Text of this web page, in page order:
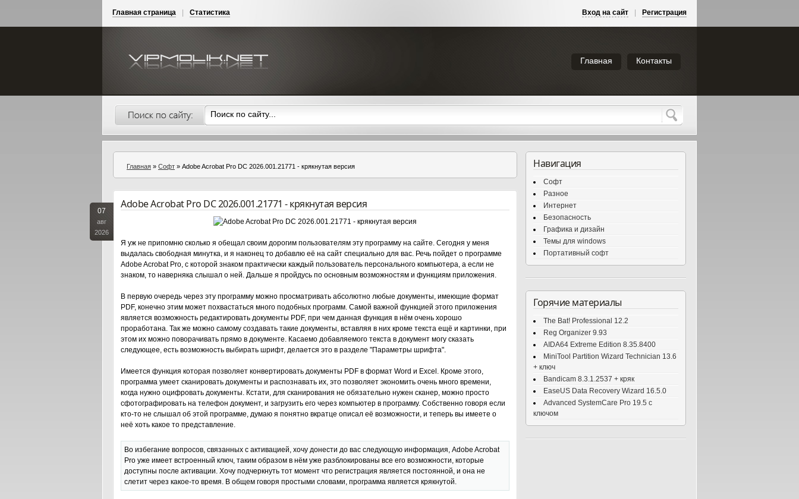
Главная страница Статистика Вход на сайт Регистрация
Главная Контакты
Главная » Софт » Adobe Acrobat Pro DC 2026.001.21771 - крякнутая версия
07
авг
2026
Adobe Acrobat Pro DC 2026.001.21771 - крякнутая версия
Я уж не припомню сколько я обещал своим дорогим пользователям эту программу на сайте. Сегодня у меня
выдалась свободная минутка, и я наконец то добавлю её на сайт специально для вас. Речь пойдет о программе
Adobe Acrobat Pro, с которой знаком практически каждый пользователь персонального компьютера, а если не
знаком, то наверняка слышал о ней. Дальше я пройдусь по основным возможностям и функциям приложения.
В первую очередь через эту программу можно просматривать абсолютно любые документы, имеющие формат
PDF, конечно этим может похвастаться много подобных программ. Самой важной функцией этого приложения
является возможность редактировать документы PDF, при чем данная функция в нём очень хорошо
проработана. Так же можно самому создавать такие документы, вставляя в них кроме текста ещё и картинки, при
этом их можно поворачивать прямо в документе. Касаемо добавляемого текста в документ могу сказать
следующее, есть возможность выбирать шрифт, делается это в разделе "Параметры шрифта".
Имеется функция которая позволяет конвертировать документы PDF в формат Word и Excel. Кроме этого,
программа умеет сканировать документы и распознавать их, это позволяет экономить очень много времени,
когда нужно оцифровать документы. Кстати, для сканирования не обязательно нужен сканер, можно просто
сфотографировать на телефон документ, и загрузить его через компьютер в программу. Собственно говоря если
кто-то не слышал об этой программе, думаю я понятно вкратце описал её возможности, и теперь вы имеете о
неё хоть какое то представление.
Во избегание вопросов, связанных с активацией, хочу донести до вас следующую информация, Adobe Acrobat
Pro уже имеет встроенный ключ, таким образом в нём уже разблокированы все его возможности, которые
доступны после активации. Хочу подчеркнуть тот момент что регистрация является постоянной, и она не
слетит через какое-то время. В общем говоря простыми словами, программа является крякнутой.
Навигация
Софт
Разное
Интернет
Безопасность
Графика и дизайн
Темы для windows
Портативный софт
Горячие материалы
The Bat! Professional 12.2
Reg Organizer 9.93
AIDA64 Extreme Edition 8.35.8400
MiniTool Partition Wizard Technician 13.6
+ ключ
Bandicam 8.3.1.2537 + кряк
EaseUS Data Recovery Wizard 16.5.0
Advanced SystemCare Pro 19.5 с
ключом